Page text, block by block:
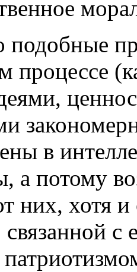
подобные
процессе
в
а потому
них, хотя
с